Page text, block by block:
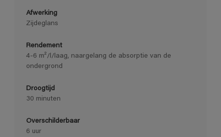
Afwerking
Zijdeglans
Rendement
4-6 m²/l/laag, naargelang de absorptie van de
ondergrond
Droogtijd
30 minuten
Overschilderbaar
6 uur